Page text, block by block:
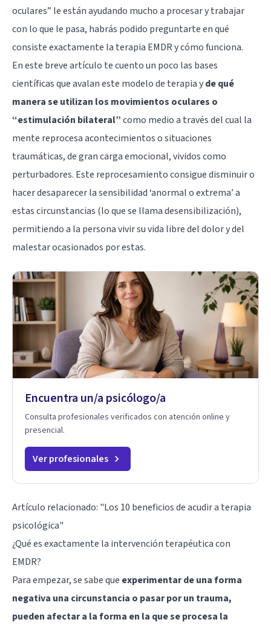
oculares” le están ayudando mucho a procesar y trabajar
con lo que le pasa, habrás podido preguntarte en qué
consiste exactamente la terapia EMDR y cómo funciona.
En este breve artículo te cuento un poco las bases
científicas que avalan este modelo de terapia yde qué
manera se utilizan los movimientos oculares o
“estimulación bilateral”como medio a través del cual la
mente reprocesa acontecimientos o situaciones
traumáticas, de gran carga emocional, vividos como
perturbadores. Este reprocesamiento consigue disminuir o
hacer desaparecer la sensibilidad ‘anormal o extrema’ a
estas circunstancias (lo que se llama desensibilización),
permitiendo a la persona vivir su vida libre del dolor y del
malestar ocasionados por estas.
Encuentra un/a psicólogo/a
Consulta profesionales verificados con atención online y
presencial.
Ver profesionales
Artículo relacionado: "Los 10 beneficios de acudir a terapia
psicológica"
¿Qué es exactamente la intervención terapéutica con
EMDR?
Para empezar, se sabe que experimentar de una forma
negativa una circunstancia o pasar por un trauma,
pueden afectar a la forma en la que se procesa la